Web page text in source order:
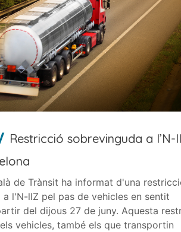
Restricció sobrevinguda a l’N-
de Trànsit ha informat d'una
a l'N-llZ pel pas de vehicles en sentit
del dijous 27 de juny. Aquesta
vehicles, també els que transportin